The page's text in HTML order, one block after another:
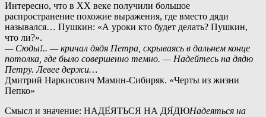
Интересно, что в XX веке получили большое
распространение похожие выражения, где вместо дяди
назывался… Пушкин: «А уроки кто будет делать? Пушкин,
что ли?».
— Сюды!.. — кричал дядя Петра, скрываясь в дальнем конце
потолка, где было совершенно темно. — Надейтесь на дядю
Петру. Левее держи…
Дмитрий Наркисович Мамин-Сибиряк. «Черты из жизни
Пепко»
Смысл и значение: НАДЕ́ЯТЬСЯ НА ДЯ́ДЮНадеяться на